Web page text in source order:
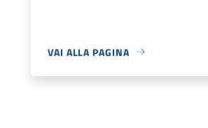
VAI ALLA PAGINA